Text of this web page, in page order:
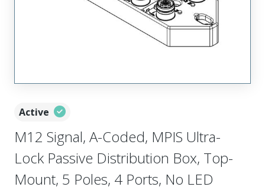
Active
M12 Signal, A-Coded, MPIS Ultra-
Lock Passive Distribution Box, Top-
Mount, 5 Poles, 4 Ports, No LED